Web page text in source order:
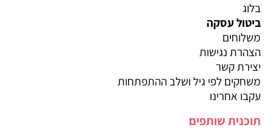
בלוג
ביטול עסקה
משלוחים
הצהרת נגישות
יצירת קשר
משחקים לפי גיל ושלב ההתפתחות
עקבו אחרינו
תוכנית שותפים